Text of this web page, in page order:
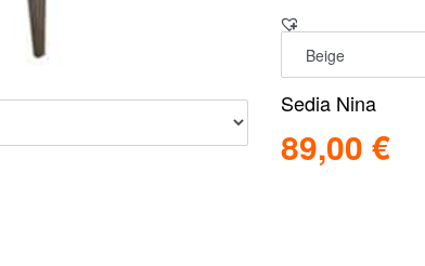
Sedia Nina
89,00 €
Scegli